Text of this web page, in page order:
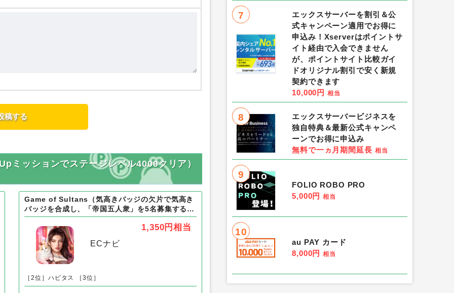
ッションでステージレベル4000クリア）
Game of Sultans（気高きバッジの欠片で気高き
バッジを合成し、「帝国五人衆」を5名募集する）
Android
1,350円相当
ECナビ
［2位］ハピタス ［3位］
7
エックスサーバーを割引＆公
式キャンペーン適用でお得に
申込み！Xserverはポイントサ
イト経由で入会できません
が、ポイントサイト比較ガイ
ドオリジナル割引で安く新規
契約できます
10,000円 相当
8
エックスサーバービジネスを
独自特典＆最新公式キャンペ
ーンでお得に申込み
無料で一ヵ月期間延長 相当
9
FOLIO ROBO PRO
5,000円 相当
10
au PAY カード
8,000円 相当